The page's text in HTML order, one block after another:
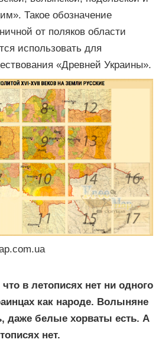
Такое обозначение
от поляков области
использовать для
«Древней Украины».
в летописях нет ни одного
как народе. Волыняне
даже белые хорваты есть. А
нет.